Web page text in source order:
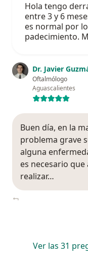
Hola tengo
entre 3 y 6
es normal por
padecimiento.
Dr. Javier
Oftalmólogo
Aguascalientes
Buen día, en la
problema grave
alguna
es necesario
realizar…
Ver las 31